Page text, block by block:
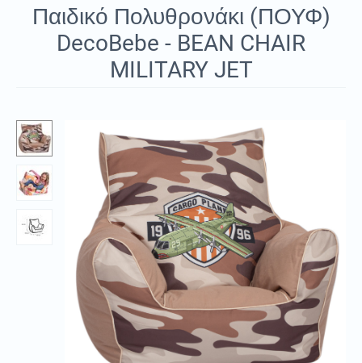
Παιδικό Πολυθρονάκι (ΠΟΥΦ)
DecoBebe - BEAN CHAIR
MILITARY JET